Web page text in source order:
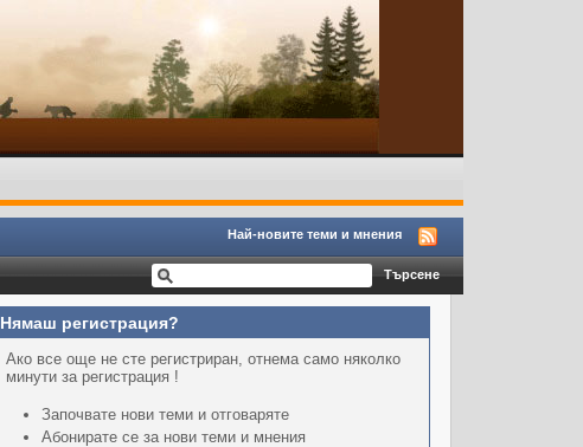
Най-новите теми и мнения
Нямаш регистрация?
Ако все още не сте регистриран, отнема само няколко
минути за регистрация !
Започвате нови теми и отговаряте
Абонирате се за нови теми и мнения